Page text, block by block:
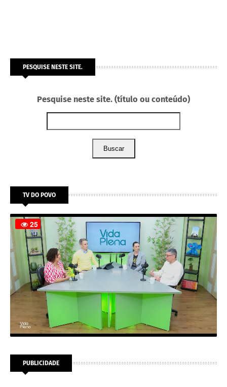
PESQUISE NESTE SITE.
Pesquise neste site. (título ou conteúdo)
Buscar
TV DO POVO
PUBLICIDADE